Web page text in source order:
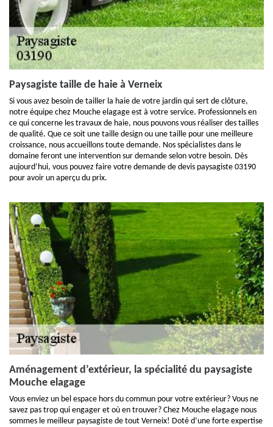
Paysagiste taille de haie à Verneix
Si vous avez besoin de tailler la haie de votre jardin qui sert de clôture,
notre équipe chez Mouche elagage est à votre service. Professionnels en
ce qui concerne les travaux de haie, nous pouvons vous réaliser des tailles
de qualité. Que ce soit une taille design ou une taille pour une meilleure
croissance, nous accueillons toute demande. Nos spécialistes dans le
domaine feront une intervention sur demande selon votre besoin. Dès
aujourd’hui, vous pouvez faire votre demande de devis paysagiste 03190
pour avoir un aperçu du prix.
Aménagement d’extérieur, la spécialité du paysagiste
Mouche elagage
Vous enviez un bel espace hors du commun pour votre extérieur? Vous ne
savez pas trop qui engager et où en trouver? Chez Mouche elagage nous
sommes le meilleur paysagiste de tout Verneix! Doté d’une forte expertise